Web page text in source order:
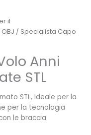
il
/ Specialista Capo
Anni
STL
STL, ideale per la
per la tecnologia
le braccia